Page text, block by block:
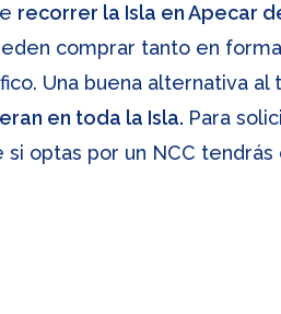
recorrer la Isla en Apecar
comprar tanto en
Una buena alternativa
en toda la Isla. Para
optas por un NCC